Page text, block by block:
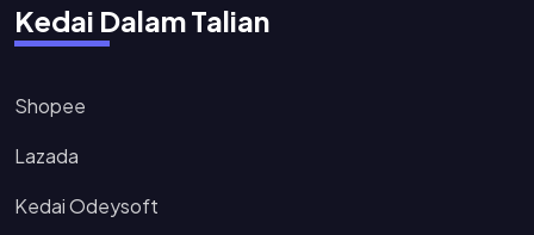
Kedai Dalam Talian
Shopee
Lazada
Kedai Odeysoft